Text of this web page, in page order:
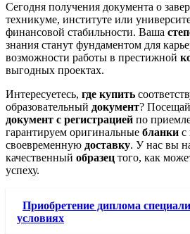
Сегодня получения документа о
техникуме, институте или
финансовой стабильности. Ваша
знания станут фундаментом для
возможности работы в престижной
выгодных проектах.
Интересуетесь, где купить
образовательный документ?
документ с регистрацией по
гарантируем оригинальные бланки с
своевременную доставку. У нас вы
качественный образец того, как
успеху.
Приобретение диплома
условиях